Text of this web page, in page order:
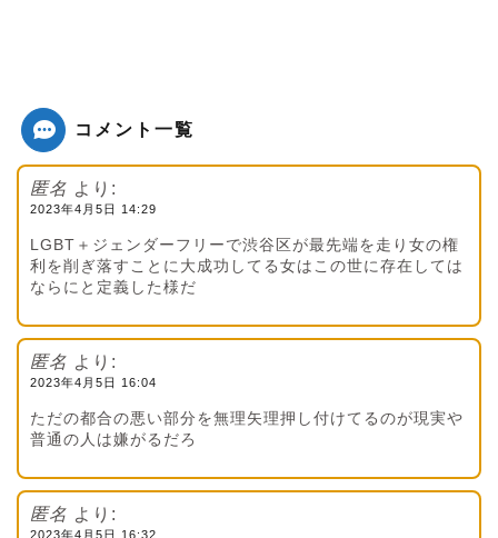
コメント一覧
匿名 より:
2023年4月5日 14:29
LGBT＋ジェンダーフリーで渋谷区が最先端を走り女の権
利を削ぎ落すことに大成功してる女はこの世に存在しては
ならにと定義した様だ
匿名 より:
2023年4月5日 16:04
ただの都合の悪い部分を無理矢理押し付けてるのが現実や
普通の人は嫌がるだろ
匿名 より:
2023年4月5日 16:32